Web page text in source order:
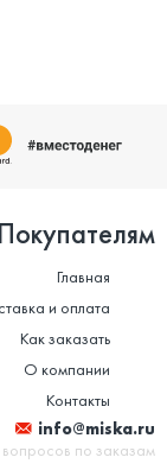
Покупателям
Главная
и оплата
Как заказать
О компании
Контакты
info@miska.ru
по заказам